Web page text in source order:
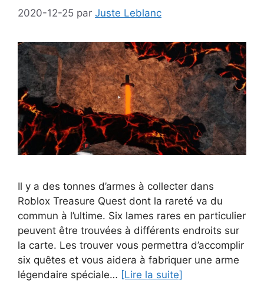
2020-12-25 par Juste Leblanc
Il y a des tonnes d’armes à collecter dans
Roblox Treasure Quest dont la rareté va du
commun à l’ultime. Six lames rares en particulier
peuvent être trouvées à différents endroits sur
la carte. Les trouver vous permettra d’accomplir
six quêtes et vous aidera à fabriquer une arme
légendaire spéciale… [Lire la suite]